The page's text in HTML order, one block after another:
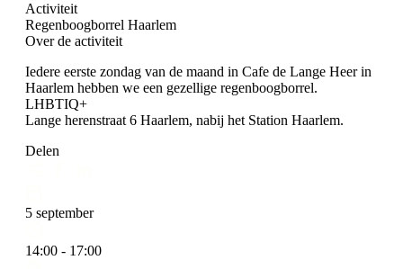
Activiteit
Regenboogborrel Haarlem
Over de activiteit
Iedere eerste zondag van de maand in Cafe de Lange Heer in
Haarlem hebben we een gezellige regenboogborrel.
LHBTIQ+
Lange herenstraat 6 Haarlem, nabij het Station Haarlem.
Delen
5 september
14:00 - 17:00